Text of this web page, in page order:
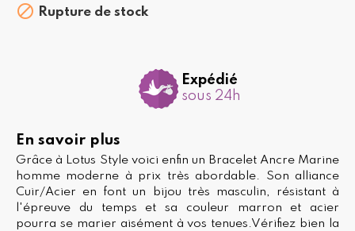
 Rupture de stock
Expédié
sous 24h
En savoir plus
Grâce à Lotus Style voici enfin un Bracelet Ancre Marine
homme moderne à prix très abordable. Son alliance
Cuir/Acier en font un bijou très masculin, résistant à
l'épreuve du temps et sa couleur marron et acier
pourra se marier aisément à vos tenues.Vérifiez bien la